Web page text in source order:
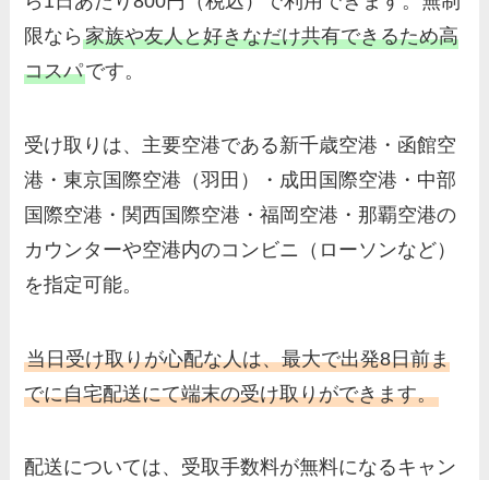
限なら家族や友人と好きなだけ共有できるため高
コスパです。
受け取りは、主要空港である新千歳空港・函館空
港・東京国際空港（羽田）・成田国際空港・中部
国際空港・関西国際空港・福岡空港・那覇空港の
カウンターや空港内のコンビニ（ローソンなど）
を指定可能。
当日受け取りが心配な人は、最大で出発8日前ま
でに自宅配送にて端末の受け取りができます。
配送については、受取手数料が無料になるキャン